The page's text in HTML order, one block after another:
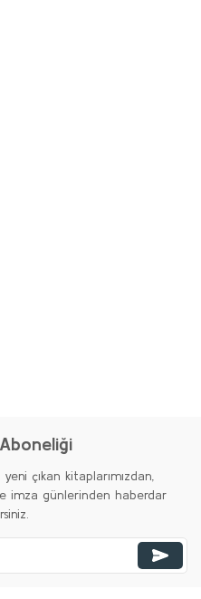
çıkan kitaplarımızdan,
imza günlerinden haberdar